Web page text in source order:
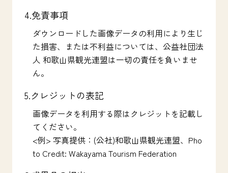
4.免責事項
ダウンロードした画像データの利用により生じ
た損害、または不利益については、公益社団法
人 和歌山県観光連盟は一切の責任を負いませ
ん。
5.クレジットの表記
画像データを利用する際はクレジットを記載し
てください。
<例> 写真提供：(公社)和歌山県観光連盟、Pho
to Credit: Wakayama Tourism Federation